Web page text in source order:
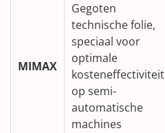
MIMAX
Gegoten
technische folie,
speciaal voor
optimale
kosteneffectiviteit
op semi-
automatische
machines